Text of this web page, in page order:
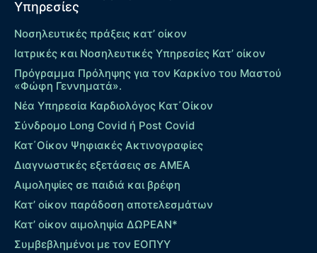
Υπηρεσίες
Νοσηλευτικές πράξεις κατ’ οίκον
Ιατρικές και Νοσηλευτικές Υπηρεσίες Κατ’ οίκον
Πρόγραμμα Πρόληψης για τον Καρκίνο του Μαστού
«Φώφη Γεννηματά».
Νέα Υπηρεσία Καρδιολόγος Kατ΄Οίκον
Σύνδρομο Long Covid ή Post Covid
Κατ΄Οίκον Ψηφιακές Ακτινογραφίες
Διαγνωστικές εξετάσεις σε ΑΜΕΑ
Αιμοληψίες σε παιδιά και βρέφη
Κατ’ οίκον παράδοση αποτελεσμάτων
Κατ’ οίκον αιμοληψία ΔΩΡΕΑΝ*
Συμβεβλημένοι με τον ΕΟΠΥΥ